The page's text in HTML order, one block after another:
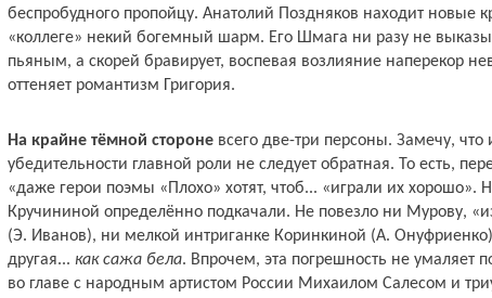
беспробудного пропойцу. Анатолий Поздняков находит новые
«коллеге» некий богемный шарм. Его Шмага ни разу не
пьяным, а скорей бравирует, воспевая возлияние наперекор
оттеняет романтизм Григория.
На крайне тёмной стороне всего две-три персоны. Замечу, что
убедительности главной роли не следует обратная. То есть,
«даже герои поэмы «Плохо» хотят, чтоб... «играли их хорошо».
Кручининой определённо подкачали. Не повезло ни Мурову,
(Э. Иванов), ни мелкой интриганке Коринкиной (А.
другая... как сажа бела. Впрочем, эта погрешность не умаляет
во главе с народным артистом России Михаилом Салесом и